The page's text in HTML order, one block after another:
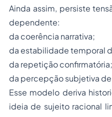
Ainda assim, persiste
dependente:
da coerência narrativa;
da estabilidade temporal
da repetição confirmatória;
da percepção subjetiva
Esse modelo deriva
ideia de sujeito racional